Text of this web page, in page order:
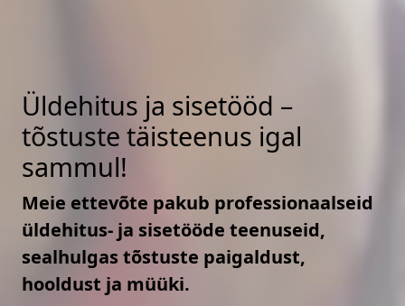
Üldehitus ja sisetööd –
tõstuste täisteenus igal
sammul!
Meie ettevõte pakub professionaalseid
üldehitus- ja sisetööde teenuseid,
sealhulgas tõstuste paigaldust,
hooldust ja müüki.